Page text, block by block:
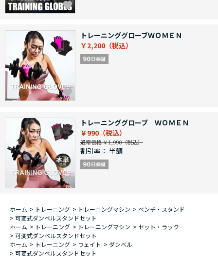
トレーニンググローブＷＯＭＥＮ
￥2,200
トレーニンググローブ ＷＯＭＥＮ
￥990
通常価格 ￥1,990
割引率： 半額
ホーム > トレーニング > トレーニングマシン > ベンチ・スタンド
> 可変式ダンベルスタンドセット
ホーム > トレーニング > トレーニングマシン > セット・ラック
> 可変式ダンベルスタンドセット
ホーム > トレーニング > ウェイト > ダンベル
> 可変式ダンベルスタンドセット